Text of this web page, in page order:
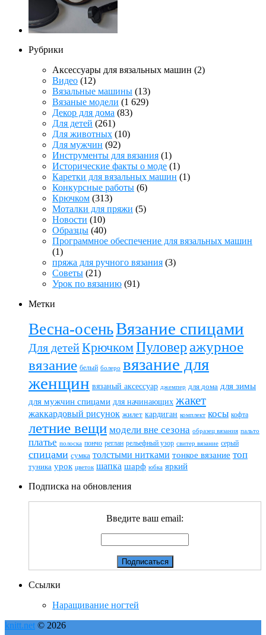
Рубрики
Аксессуары для вязальных машин (2)
Видео (12)
Вязальные машины (13)
Вязаные модели (1 629)
Декор для дома (83)
Для детей (261)
Для животных (10)
Для мужчин (92)
Инструменты для вязания (1)
Исторические факты о моде (1)
Каретки для вязальных машин (1)
Конкурсные работы (6)
Крючком (313)
Моталки для пряжи (5)
Новости (10)
Образцы (40)
Программное обеспечение для вязальных машин
(1)
пряжа для ручного вязания (3)
Советы (21)
Урок по вязанию (91)
Метки
Весна-осеньВязание спицами
Для детейКрючкомПуловер ажурное
вязание белый болеро вязание для
женщин вязаный аксессуар джемпер для дома для зимы
для мужчин спицами для начинающих жакет
жаккардовый рисунок жилет кардиган комплект косы кофта
летние вещи модели вне сезона образец вязания пальто
платье полоска пончо реглан рельефный узор свитер вязание серый
спицами сумка толстыми нитками тонкое вязание топ
туника урок цветок шапка шарф юбка яркий
Подписка на обновления
Введите ваш email:
Ссылки
Наращивание ногтей
knitt.net © 2026